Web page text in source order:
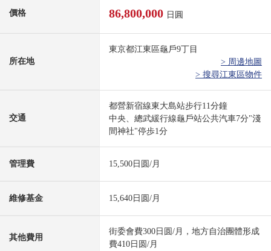
價格 86,800,000 日圓
所在地
東京都江東區龜戶9丁目
> 周邊地圖
> 搜尋江東區物件
交通
都營新宿線東大島站步行11分鐘
中央、總武緩行線龜戶站公共汽車7分"淺
間神社"停歩1分
管理費 15,500日圆/月
維修基金 15,640日圆/月
其他費用
街委會費300日圆/月，地方自治團體形成
費410日圆/月